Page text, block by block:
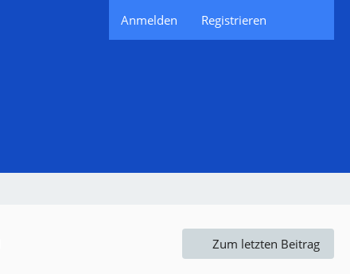
Anmelden Registrieren
Zum letzten Beitrag